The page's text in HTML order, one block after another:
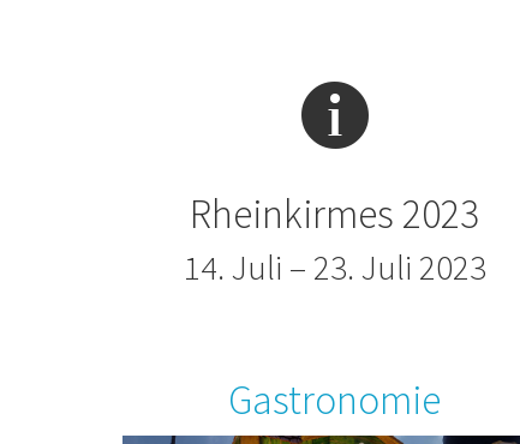
Rheinkirmes 2023
14. Juli – 23. Juli 2023
Gastronomie